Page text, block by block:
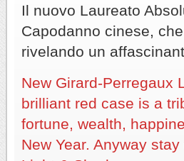
Il nuovo Laureato
Capodanno cinese,
rivelando un
New Girard-Perregaux
brilliant red case is a
fortune, wealth,
New Year. Anyway